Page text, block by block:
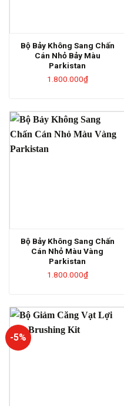
Bộ Bảy Không Sang Chấn
Cán Nhỏ Bảy Màu
Parkistan
1.800.000₫
Bộ Bảy Không Sang Chấn
Cán Nhỏ Màu Vàng
Parkistan
1.800.000₫
-5%